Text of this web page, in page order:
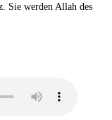
Sie werden Allah des